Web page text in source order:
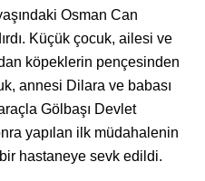
Osman Can
Küçük çocuk, ailesi ve
köpeklerin pençesinden
annesi Dilara ve babası
Gölbaşı Devlet
yapılan ilk müdahalenin
hastaneye sevk edildi.